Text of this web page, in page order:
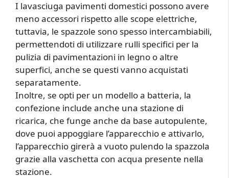
I lavasciuga pavimenti domestici possono avere
meno accessori rispetto alle scope elettriche,
tuttavia, le spazzole sono spesso intercambiabili,
permettendoti di utilizzare rulli specifici per la
pulizia di pavimentazioni in legno o altre
superfici, anche se questi vanno acquistati
separatamente.
Inoltre, se opti per un modello a batteria, la
confezione include anche una stazione di
ricarica, che funge anche da base autopulente,
dove puoi appoggiare l’apparecchio e attivarlo,
l’apparecchio girerà a vuoto pulendo la spazzola
grazie alla vaschetta con acqua presente nella
stazione.